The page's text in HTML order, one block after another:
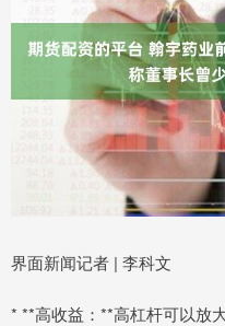
界面新闻记者 | 李科文
* **高收益：**高杠杆可以放